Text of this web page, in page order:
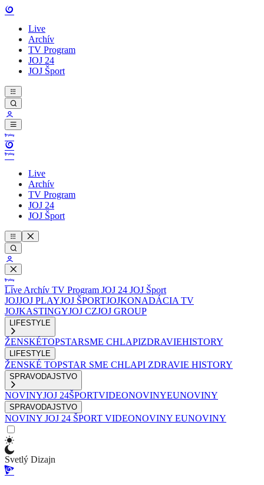
Live
Archív
TV Program
JOJ 24
JOJ Šport
Live
Archív
TV Program
JOJ 24
JOJ Šport
Live Archív TV Program JOJ 24 JOJ Šport
JOJJOJ PLAYJOJ ŠPORTJOJKONADÁCIA TV
JOJKASTINGYJOJ CZJOJ GROUP
LIFESTYLE
ŽENSKÉTOPSTARSME CHLAPIZDRAVIEHISTORY
LIFESTYLE
ŽENSKÉ TOPSTAR SME CHLAPI ZDRAVIE HISTORY
SPRAVODAJSTVO
NOVINYJOJ 24ŠPORTVIDEONOVINYEUNOVINY
SPRAVODAJSTVO
NOVINY JOJ 24 ŠPORT VIDEONOVINY EUNOVINY
Svetlý Dizajn